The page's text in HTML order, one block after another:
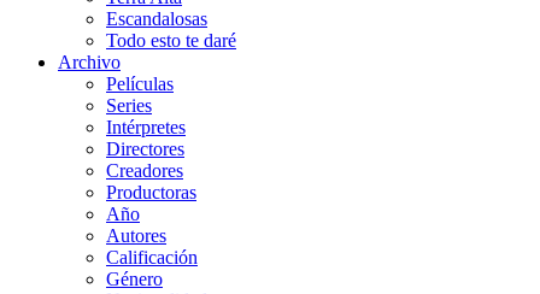
Escandalosas
Todo esto te daré
Archivo
Películas
Series
Intérpretes
Directores
Creadores
Productoras
Año
Autores
Calificación
Género